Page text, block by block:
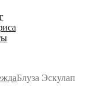
Блуза Эскулап